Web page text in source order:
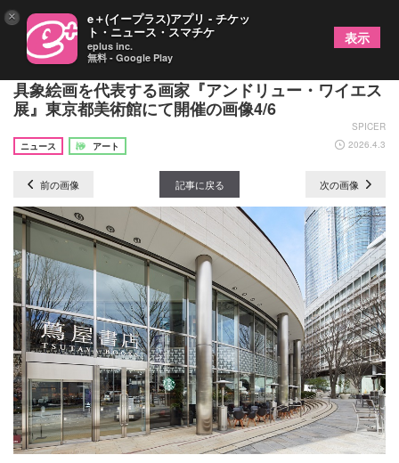
吉瀬美智子が音声ガイドに初挑戦 20世紀アメリカ
具象絵画を代表する画家『アンドリュー・ワイエス
展』東京都美術館にて開催の画像4/6
SPICER
ニュース
アート 2026.4.3
前の画像 記事に戻る 次の画像
× e＋(イープラス)アプリ - チケッ
ト・ニュース・スマチケ
eplus inc.
無料 - Google Play
表示